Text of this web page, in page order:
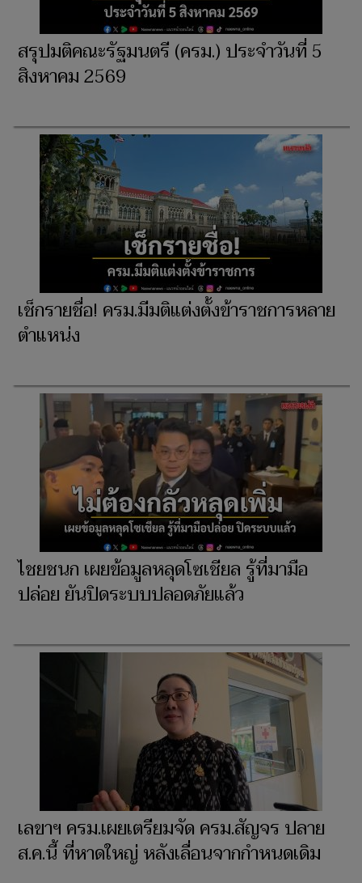
สรุปมติคณะรัฐมนตรี (ครม.) ประจำวันที่ 5
สิงหาคม 2569
เช็กรายชื่อ! ครม.มีมติแต่งตั้งข้าราชการหลาย
ตำแหน่ง
ไชยชนก เผยข้อมูลหลุดโซเชียล รู้ที่มามือ
ปล่อย ยันปิดระบบปลอดภัยแล้ว
เลขาฯ ครม.เผยเตรียมจัด ครม.สัญจร ปลาย
ส.ค.นี้ ที่หาดใหญ่ หลังเลื่อนจากกำหนดเดิม